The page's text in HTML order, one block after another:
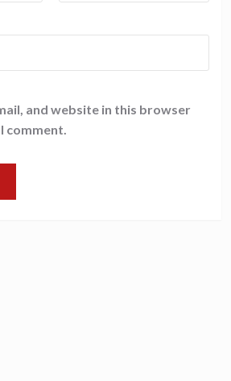
and website in this browser
comment.